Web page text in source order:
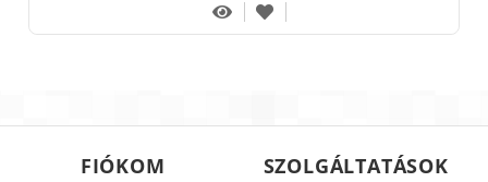
FIÓKOM SZOLGÁLTATÁSOK